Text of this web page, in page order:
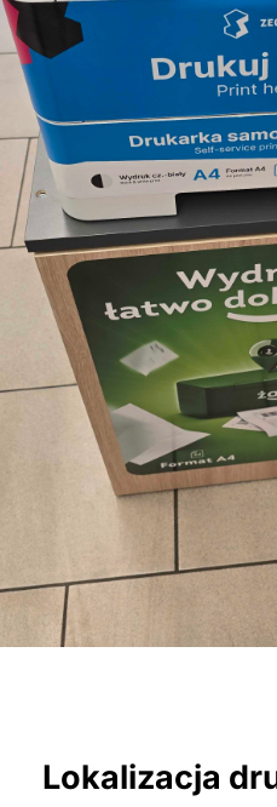
Lokalizacja